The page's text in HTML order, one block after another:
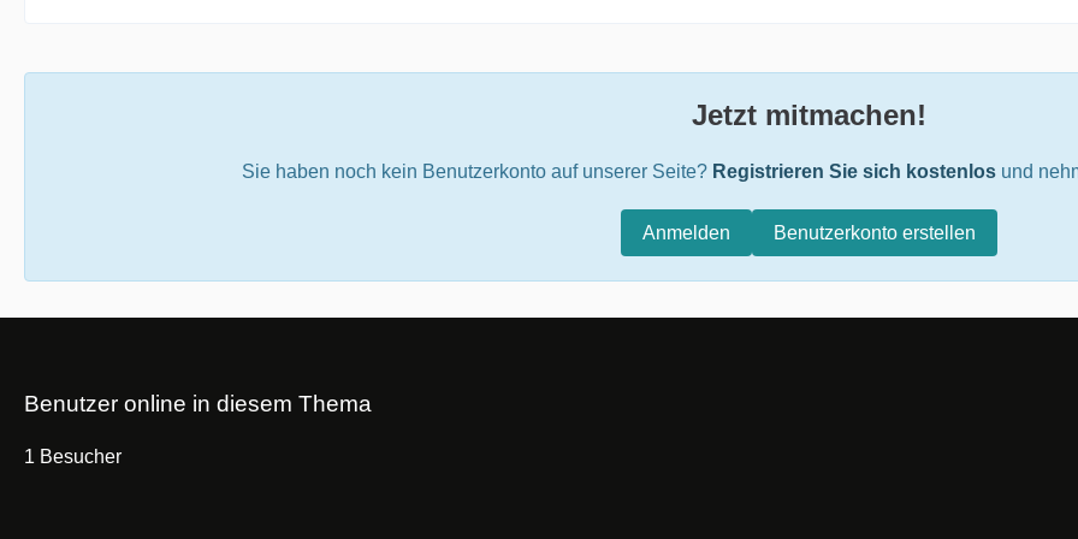
Jetzt mitmachen!
Sie haben noch kein Benutzerkonto auf unserer Seite? Registrieren Sie sich kostenlos und
Benutzerkonto erstellen
Anmelden
Benutzer online in diesem Thema
1 Besucher